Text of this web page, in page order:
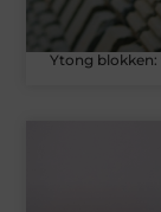
Ytong